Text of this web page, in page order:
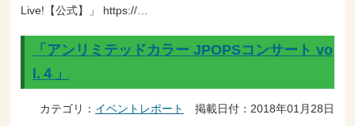
Live!【公式】」 https://…
「アンリミテッドカラー JPOPSコンサート vo
l.４」
カテゴリ： イベントレポート 掲載日付：2018年01月28日